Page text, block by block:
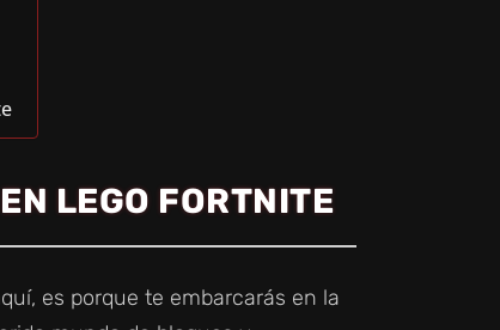
LEGO FORTNITE
es porque te embarcarás en la